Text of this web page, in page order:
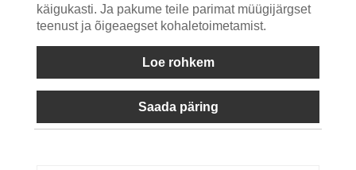
käigukasti. Ja pakume teile parimat müügijärgset
teenust ja õigeaegset kohaletoimetamist.
Loe rohkem
Saada päring